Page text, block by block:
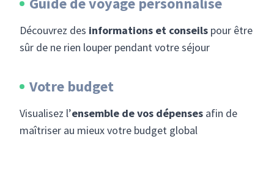
Découvrez des informations et conseils pour être
sûr de ne rien louper pendant votre séjour
Votre budget
Visualisez l’ensemble de vos dépenses afin de
maîtriser au mieux votre budget global